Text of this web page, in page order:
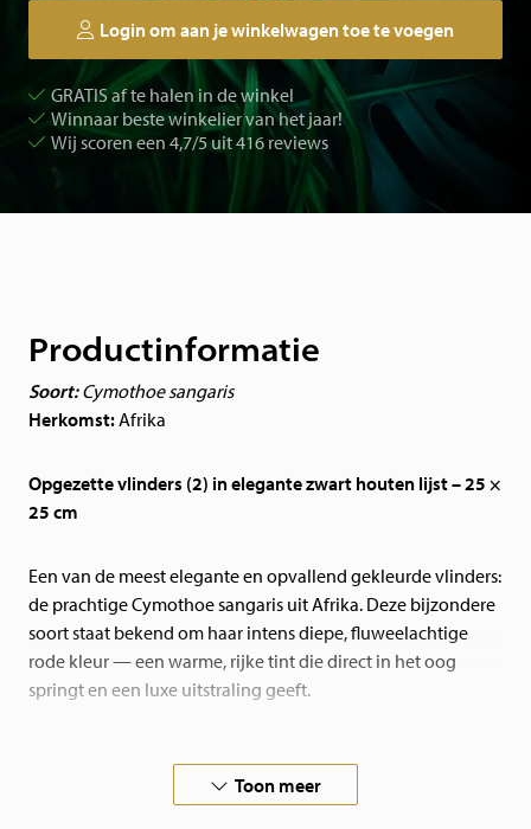
Login om aan je winkelwagen toe te voegen
GRATIS af te halen in de winkel
Winnaar beste winkelier van het jaar!
Wij scoren een 4,7/5 uit 416 reviews
Productinformatie
Soort:Cymothoe sangaris
Herkomst:Afrika
Opgezette vlinders (2) in elegante zwart houten lijst – 25 ×
25 cm
Een van de meest elegante en opvallend gekleurde vlinders:
de prachtige Cymothoe sangaris uit Afrika. Deze bijzondere
soort staat bekend om haar intens diepe, fluweelachtige
rode kleur — een warme, rijke tint die direct in het oog
springt en een luxe uitstraling geeft.
deze vlinder een echte blikvanger en een bijzonder
pronkstuk in elk interieur.
Toon meer